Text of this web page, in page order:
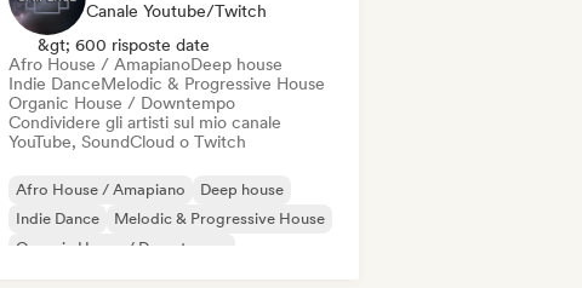
Canale Youtube/Twitch
&gt; 600 risposte date
Afro House / AmapianoDeep house
Indie DanceMelodic & Progressive House
Organic House / Downtempo
Condividere gli artisti sul mio canale
YouTube, SoundCloud o Twitch
Afro House / Amapiano
Deep house
Indie Dance
Melodic & Progressive House
Organic House / Downtempo